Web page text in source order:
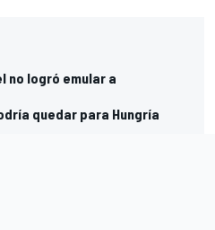
no logró emular a
quedar para Hungría